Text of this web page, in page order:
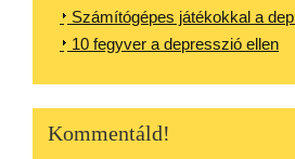
Számítógépes játékokkal a
10 fegyver a depresszió ellen
Kommentáld!